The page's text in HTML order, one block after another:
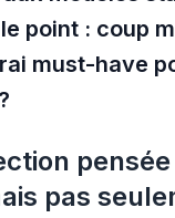
point : coup
must-have
pas